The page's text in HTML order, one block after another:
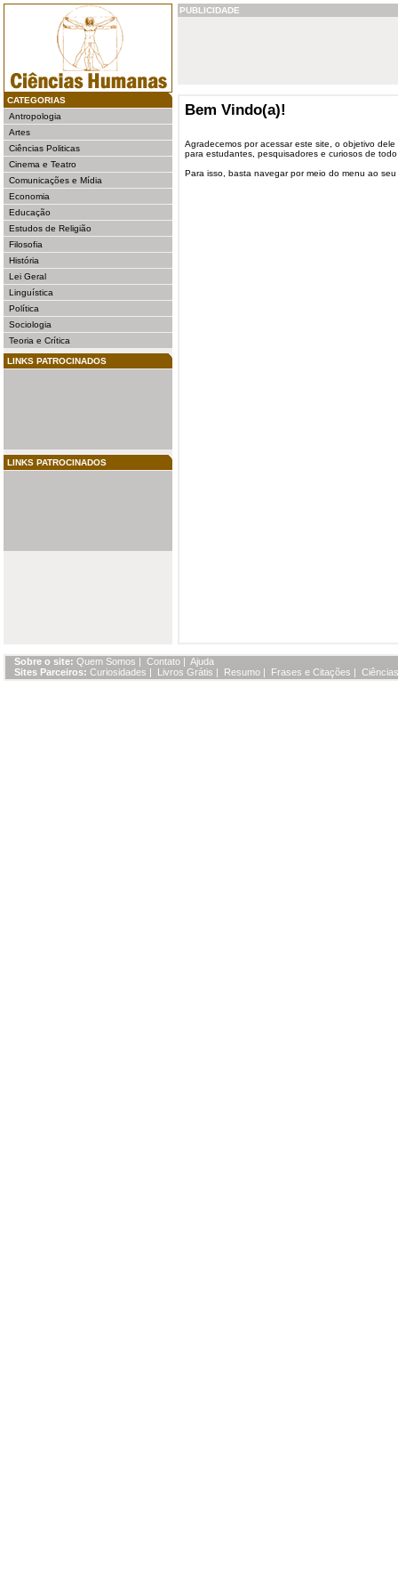
CATEGORIAS
Antropologia
Artes
Ciências Politicas
Cinema e Teatro
Comunicações e Mídia
Economia
Educação
Estudos de Religião
Filosofia
História
Lei Geral
Linguística
Política
Sociologia
Teoria e Crítica
LINKS PATROCINADOS
LINKS PATROCINADOS
PUBLICIDADE
Bem Vindo(a)!
Agradecemos por acessar este site, o objetivo
para estudantes, pesquisadores e curiosos de
Para isso, basta navegar por meio do menu ao
Sobre o site: Quem Somos | Contato | Ajuda
Sites Parceiros: Curiosidades | Livros Grátis | Resumo | Frases e Citações |